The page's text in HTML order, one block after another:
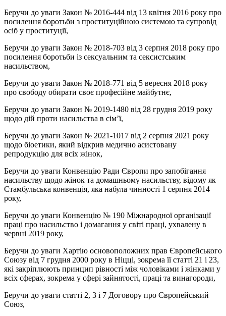
Беручи до уваги Закон № 2016-444 від 13 квітня 2016 року про
посилення боротьби з проституційною системою та супровід
осіб у проституції,
Беручи до уваги Закон № 2018-703 від 3 серпня 2018 року про
посилення боротьби із сексуальним та сексистським
насильством,
Беручи до уваги Закон № 2018-771 від 5 вересня 2018 року
про свободу обирати своє професійне майбутнє,
Беручи до уваги Закон № 2019-1480 від 28 грудня 2019 року
щодо дій проти насильства в сім’ї,
Беручи до уваги Закон № 2021-1017 від 2 серпня 2021 року
щодо біоетики, який відкрив медично асистовану
репродукцію для всіх жінок,
Беручи до уваги Конвенцію Ради Європи про запобігання
насильству щодо жінок та домашньому насильству, відому як
Стамбульська конвенція, яка набула чинності 1 серпня 2014
року,
Беручи до уваги Конвенцію № 190 Міжнародної організації
праці про насильство і домагання у світі праці, ухвалену в
червні 2019 року,
Беручи до уваги Хартію основоположних прав Європейського
Союзу від 7 грудня 2000 року в Ніцці, зокрема її статті 21 і 23,
які закріплюють принцип рівності між чоловіками і жінками у
всіх сферах, зокрема у сфері зайнятості, праці та винагороди,
Беручи до уваги статті 2, 3 і 7 Договору про Європейський
Союз,